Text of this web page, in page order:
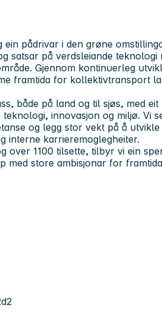
pådrivar i den grøne
satsar på verdsleiande teknologi
Gjennom kontinuerleg
framtida for kollektivtransport
både på land og til sjøs, med
innovasjon og miljø. Vi
og legg stor vekt på å utvikle
interne karrieremoglegheiter.
over 1100 tilsette, tilbyr vi ein
med store ambisjonar for